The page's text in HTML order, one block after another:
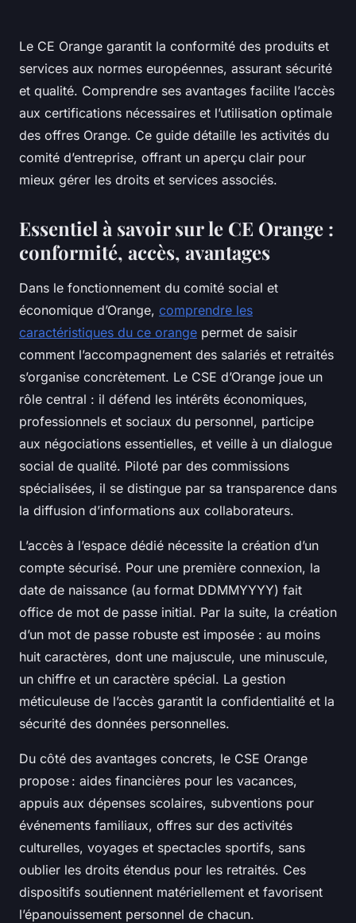
Le CE Orange garantit la conformité des produits et
services aux normes européennes, assurant sécurité
et qualité. Comprendre ses avantages facilite l’accès
aux certifications nécessaires et l’utilisation optimale
des offres Orange. Ce guide détaille les activités du
comité d’entreprise, offrant un aperçu clair pour
mieux gérer les droits et services associés.
Essentiel à savoir sur le CE Orange :
conformité, accès, avantages
Dans le fonctionnement du comité social et
économique d’Orange, comprendre les
caractéristiques du ce orange permet de saisir
comment l’accompagnement des salariés et retraités
s’organise concrètement. Le CSE d’Orange joue un
rôle central : il défend les intérêts économiques,
professionnels et sociaux du personnel, participe
aux négociations essentielles, et veille à un dialogue
social de qualité. Piloté par des commissions
spécialisées, il se distingue par sa transparence dans
la diffusion d’informations aux collaborateurs.
L’accès à l’espace dédié nécessite la création d’un
compte sécurisé. Pour une première connexion, la
date de naissance (au format DDMMYYYY) fait
office de mot de passe initial. Par la suite, la création
d’un mot de passe robuste est imposée : au moins
huit caractères, dont une majuscule, une minuscule,
un chiffre et un caractère spécial. La gestion
méticuleuse de l’accès garantit la confidentialité et la
sécurité des données personnelles.
Du côté des avantages concrets, le CSE Orange
propose : aides financières pour les vacances,
appuis aux dépenses scolaires, subventions pour
événements familiaux, offres sur des activités
culturelles, voyages et spectacles sportifs, sans
oublier les droits étendus pour les retraités. Ces
dispositifs soutiennent matériellement et favorisent
l’épanouissement personnel de chacun.